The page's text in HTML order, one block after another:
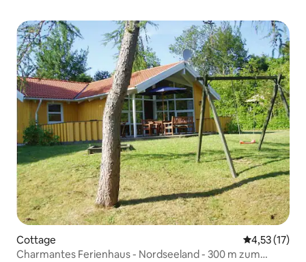
Cottage
4,53 (17)
Charmantes Ferienhaus - Nordseeland - 300 m zum